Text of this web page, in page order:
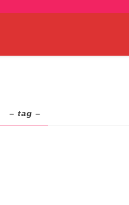
– tag –